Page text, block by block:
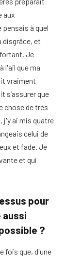
aux
pensais à quel
disgrâce, et
Je
l'ail que ma
vraiment
s’assurer que
chose de très
j'y ai mis quatre
celui de
et fade. Je
et qui
pour
?
fois que, d'une